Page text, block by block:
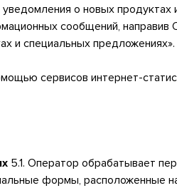
о новых продуктах
сообщений,
и специальных предложениях».
сервисов интернет-
5.1. Оператор обрабатывает
формы, расположенные